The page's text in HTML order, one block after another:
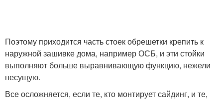
Поэтому приходится часть стоек обрешетки крепить к
наружной зашивке дома, например ОСБ, и эти стойки
выполняют больше выравнивающую функцию, нежели
несущую.
Все осложняется, если те, кто монтирует сайдинг, и те,